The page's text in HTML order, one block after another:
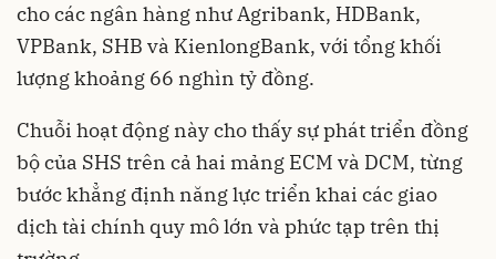
cho các ngân hàng như Agribank, HDBank,
VPBank, SHB và KienlongBank, với tổng khối
lượng khoảng 66 nghìn tỷ đồng.
Chuỗi hoạt động này cho thấy sự phát triển đồng
bộ của SHS trên cả hai mảng ECM và DCM, từng
bước khẳng định năng lực triển khai các giao
dịch tài chính quy mô lớn và phức tạp trên thị